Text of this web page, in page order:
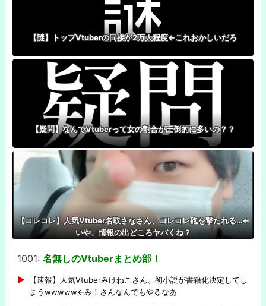
【謎】トップVtuberの同接が2万人程度←これおかしいだろ
【疑問】なんでVtuberって女の割合が圧倒的に多いの？？
【コレコレ】人気Vtuber名取さなさん、コレコレ砲を撃たれる…←
いや、情報の出どころヤバくね？
1001: 名無しのVtuberまとめ部！
【速報】人気Vtuberみけねこさん、初小説が書籍化決定してし
まうwwwww←み！さんなんでもやるなあ